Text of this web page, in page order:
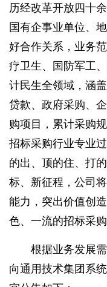
历经改革开放四十
国有企事业单位、
好合作关系，业务
疗卫生、国防军工
计民生全领域，涵
贷款、政府采购、
购项目，累计采购
招标采购行业专业
的出、顶的住、打
标、新征程，公司
能力，突出价值创
色、一流的招标采购
根据业务发展
向通用技术集团系